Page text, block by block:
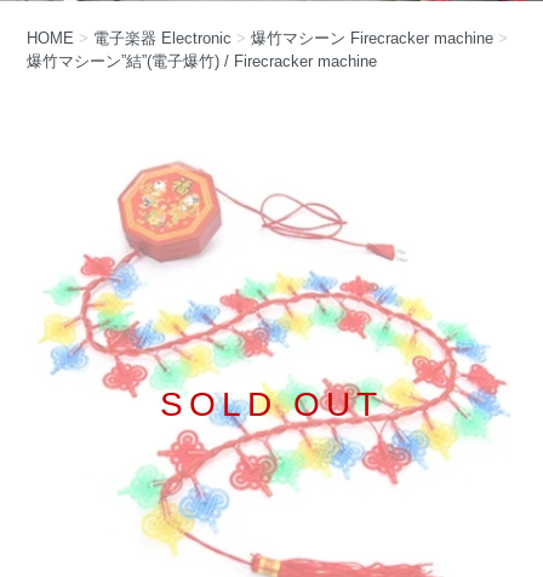
HOME > 電子楽器 Electronic >爆竹マシーン Firecracker machine >
爆竹マシーン”結”(電子爆竹) / Firecracker machine
SOLD OUT